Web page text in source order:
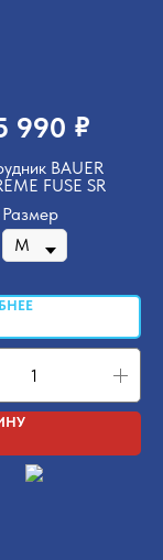
990 ₽
BAUER
FUSE SR
Размер